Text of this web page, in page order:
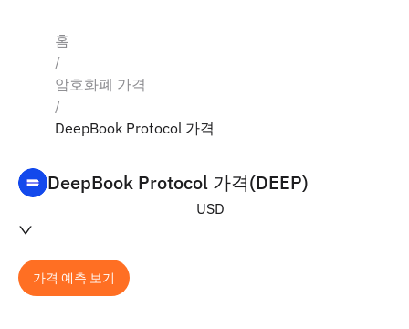
홈
/
암호화폐 가격
/
DeepBook Protocol 가격
DeepBook Protocol 가격(DEEP)
USD
가격 예측 보기